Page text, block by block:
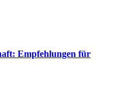
Empfehlungen für